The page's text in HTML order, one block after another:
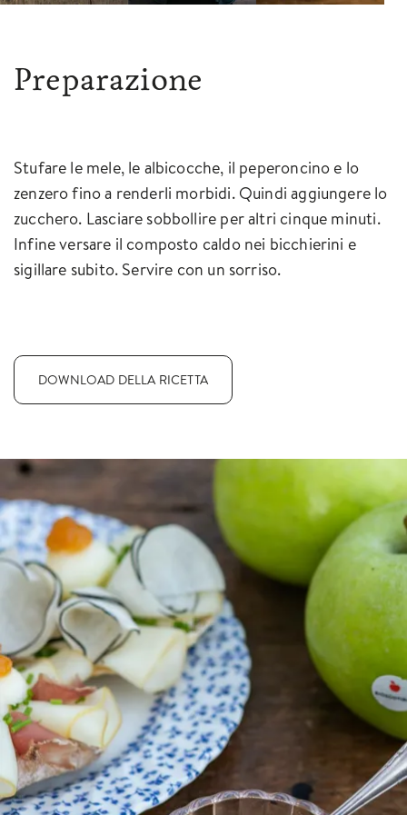
Preparazione
Stufare le mele, le albicocche, il peperoncino e lo
zenzero fino a renderli morbidi. Quindi aggiungere lo
zucchero. Lasciare sobbollire per altri cinque minuti.
Infine versare il composto caldo nei bicchierini e
sigillare subito. Servire con un sorriso.
DOWNLOAD DELLA RICETTA